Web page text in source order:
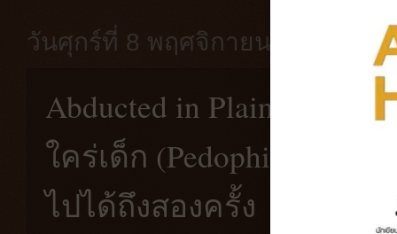
วันศุกร์ที่ 8 พฤศจิกายน พ.ศ. 2562
Abducted in Plain Sight
ใคร่เด็ก (Pedophile) ตีส
ไปได้ถึงสองครั้ง